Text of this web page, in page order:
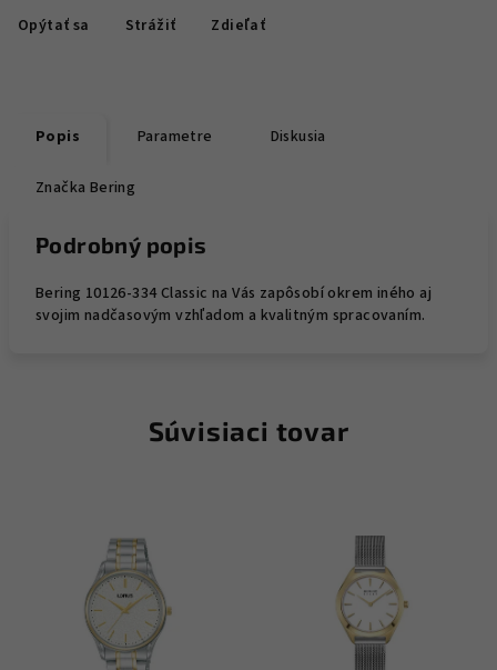
Opýtať sa Strážiť Zdieľať
Popis Parametre Diskusia
Značka Bering
Podrobný popis
Bering 10126-334 Classic na Vás zapôsobí okrem iného aj
svojim nadčasovým vzhľadom a kvalitným spracovaním.
Súvisiaci tovar